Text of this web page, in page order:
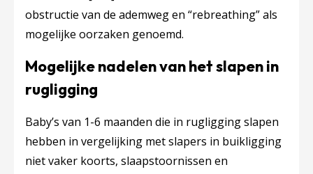
obstructie van de ademweg en “rebreathing” als
mogelijke oorzaken genoemd.
Mogelijke nadelen van het slapen in
rugligging
Baby’s van 1-6 maanden die in rugligging slapen
hebben in vergelijking met slapers in buikligging
niet vaker koorts, slaapstoornissen en